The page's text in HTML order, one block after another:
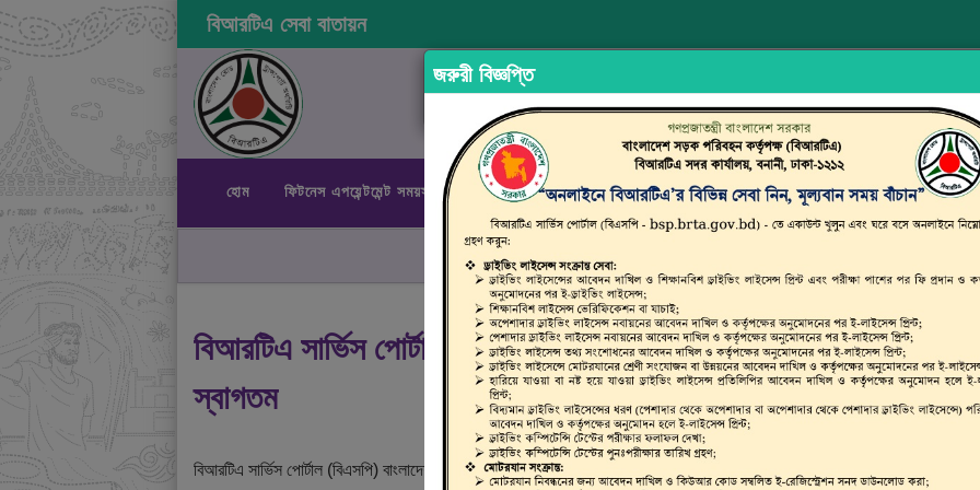
বিআরটিএ সেবা বাতায়ন
হোম ফিটনেস এপয়েন্টমেন্ট সময়সূচী রাইড শেয়ারিং অভিযোগ/মতামত দিন ইউজার ম্যানুয়াল
ছাত্র
জরুরী বিজ্ঞপ্তি
বিআরটিএ সার্ভিস পোর্টালে
স্বাগতম
বিআরটিএ সার্ভিস পোর্টাল (বিএসপি) বাংলাদেশ রোড ট্রান্সপোর্ট অথরিটি (বিআরটিএ)